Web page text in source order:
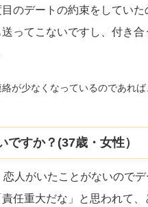
のデートの約束をしてい
ってこないですし、付き
が少なくなっているのであれば
すか？(37歳・女性）
人がいたことがないので
任重大だな」と思われて